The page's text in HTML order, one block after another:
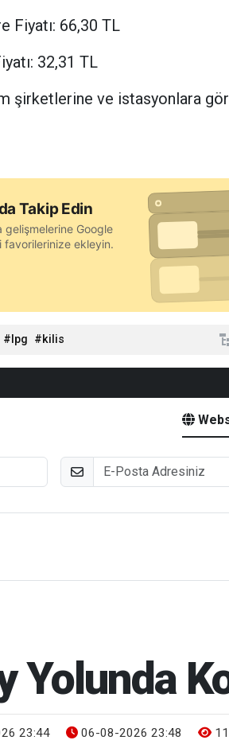
66,30 TL
32,31 TL
şirketlerine ve istasyonlara
Takip Edin
Google
favorilerinize ekleyin.
lpg kilis
E-Posta
Yolunda
23:44 06-08-2026 23:48